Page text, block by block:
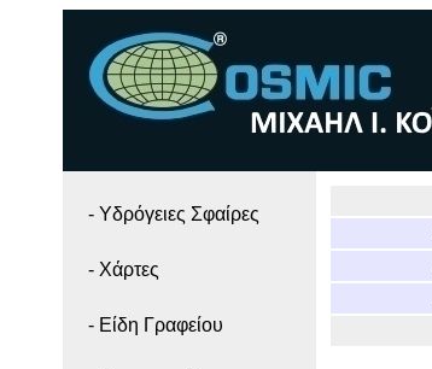
- Yδρόγειες Σφαίρες
- Χάρτες
- Είδη Γραφείου